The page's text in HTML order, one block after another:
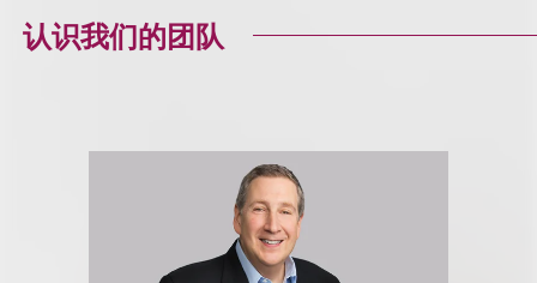
认识我们的团队